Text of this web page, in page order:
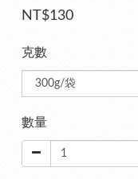
NT$130
克數
數量